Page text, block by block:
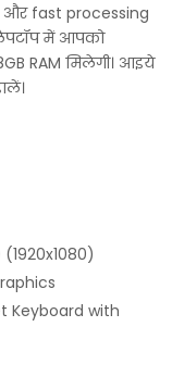
और fast processing
में आपको
RAM मिलेगी। आइये
Keyboard with